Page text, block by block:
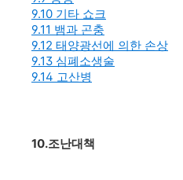
9.10 기타 쇼크
9.11 뱀과 곤충
9.12 태양광선에 의한 손상
9.13 심폐소생술
9.14 고산병
10.조난대책